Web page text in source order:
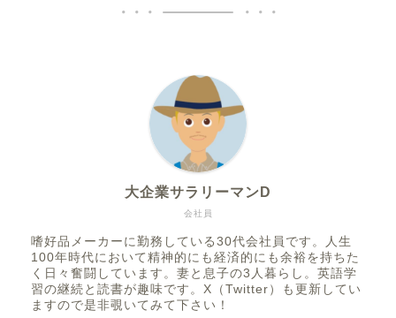
会社員
大企業サラリーマンD
嗜好品メーカーに勤務している30代会社員です。人生
100年時代において精神的にも経済的にも余裕を持ちた
く日々奮闘しています。妻と息子の3人暮らし。英語学
習の継続と読書が趣味です。X（Twitter）も更新してい
ますので是非覗いてみて下さい！